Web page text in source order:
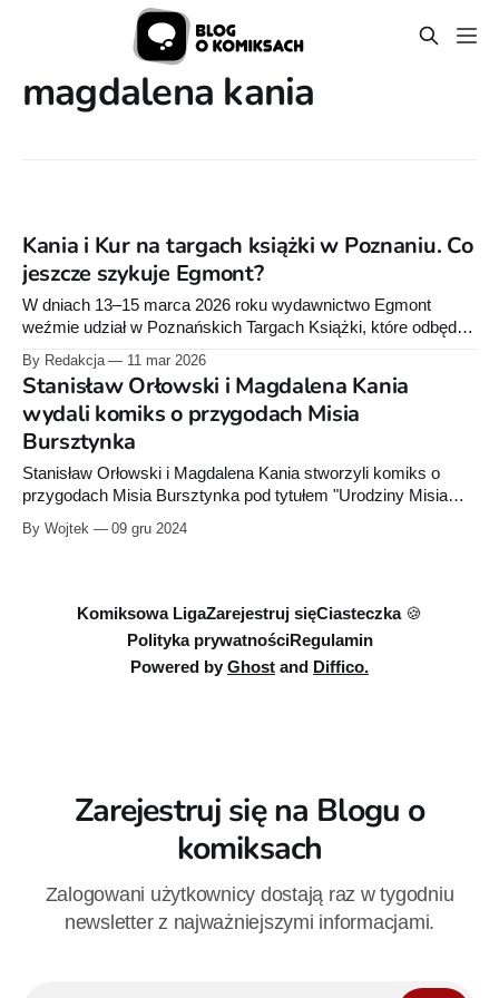
magdalena kania
Kania i Kur na targach książki w Poznaniu. Co
jeszcze szykuje Egmont?
W dniach 13–15 marca 2026 roku wydawnictwo Egmont
weźmie udział w Poznańskich Targach Książki, które odbędą
się na terenie Międzynarodowych Targów Poznańskich. Na
stoisku nr 9 w Pawilonie 5A zaprezentuje ofertę komiksów
oraz gier planszowych skierowanych do dzieci, młodzieży i
dorosłych czytelników.
By Redakcja 11 mar 2026
Stanisław Orłowski i Magdalena Kania
wydali komiks o przygodach Misia
Bursztynka
Stanisław Orłowski i Magdalena Kania stworzyli komiks o
przygodach Misia Bursztynka pod tytułem "Urodziny Misia
Bursztynka". Staszek jest organizatorem Ostrołęckich
Spotkań Komiksowych. Z kolei ilustracje Magdaleny Kani
By Wojtek 09 gru 2024
Komiksowa LigaZarejestruj sięCiasteczka 🍪
Polityka prywatnościRegulamin
Powered by Ghost and Diffico.
Zarejestruj się na Blogu o
komiksach
Zalogowani użytkownicy dostają raz w tygodniu
newsletter z najważniejszymi informacjami.